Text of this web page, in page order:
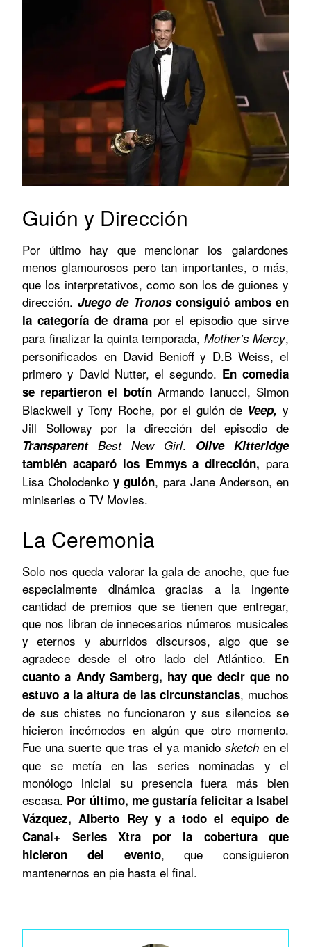
Guión y Dirección
Por último hay que mencionar los galardones
menos glamourosos pero tan importantes, o más,
que los interpretativos, como son los de guiones y
dirección. Juego de Tronosconsiguió ambos en
la categoría de dramapor el episodio que sirve
para finalizar la quinta temporada, Mother’s Mercy,
personificados en David Benioff y D.B Weiss, el
primero y David Nutter, el segundo. En comedia
se repartieron el botínArmando Ianucci, Simon
Blackwell y Tony Roche, por el guión deVeep, y
Jill Solloway por la dirección del episodio de
Transparent Best New Girl. Olive Kitteridge
también acaparó los Emmys a dirección, para
Lisa Cholodenko y guión, para Jane Anderson, en
miniseries o TV Movies.
La Ceremonia
Solo nos queda valorar la gala de anoche, que fue
especialmente dinámica gracias a la ingente
cantidad de premios que se tienen que entregar,
que nos libran de innecesarios números musicales
y eternos y aburridos discursos, algo que se
agradece desde el otro lado del Atlántico. En
cuanto a Andy Samberg, hay que decir que no
estuvo a la altura de las circunstancias, muchos
de sus chistes no funcionaron y sus silencios se
hicieron incómodos en algún que otro momento.
Fue una suerte que tras el ya manido sketchen el
que se metía en las series nominadas y el
monólogo inicial su presencia fuera más bien
escasa. Por último, me gustaría felicitar a Isabel
Vázquez, Alberto Rey y a todo el equipo de
Canal+ Series Xtra por la cobertura que
hicieron del evento, que consiguieron
mantenernos en pie hasta el final.